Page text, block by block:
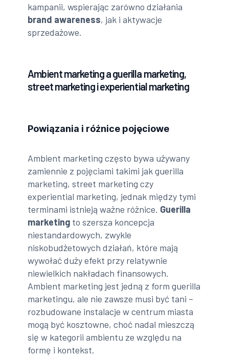
kampanii, wspierając zarówno działania
brand awareness, jak i aktywacje
sprzedażowe.
Ambient marketing a guerilla marketing,
street marketing i experiential marketing
Powiązania i różnice pojęciowe
Ambient marketing często bywa używany
zamiennie z pojęciami takimi jak guerilla
marketing, street marketing czy
experiential marketing, jednak między tymi
terminami istnieją ważne różnice. Guerilla
marketing to szersza koncepcja
niestandardowych, zwykle
niskobudżetowych działań, które mają
wywołać duży efekt przy relatywnie
niewielkich nakładach finansowych.
Ambient marketing jest jedną z form guerilla
marketingu, ale nie zawsze musi być tani –
rozbudowane instalacje w centrum miasta
mogą być kosztowne, choć nadal mieszczą
się w kategorii ambientu ze względu na
formę i kontekst.